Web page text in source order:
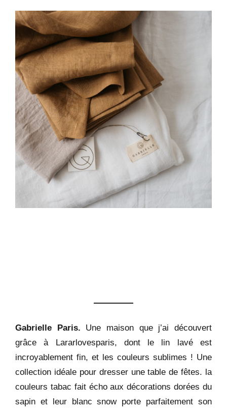
Gabrielle Paris. Une maison que j’ai découvert
grâce à Lararlovesparis, dont le lin lavé est
incroyablement fin, et les couleurs sublimes ! Une
collection idéale pour dresser une table de fêtes. la
couleurs tabac fait écho aux décorations dorées du
sapin et leur blanc snow porte parfaitement son